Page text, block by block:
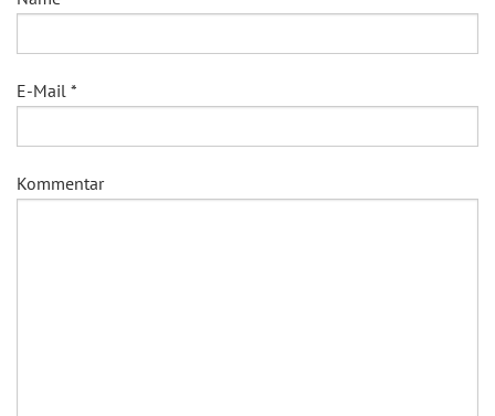
E-Mail *
Kommentar